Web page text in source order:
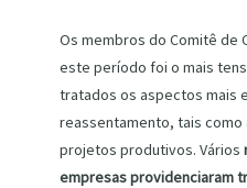
Os membros do Comitê de
este período foi o mais
tratados os aspectos mais
reassentamento, tais
projetos produtivos. Vários
empresas providenciaram